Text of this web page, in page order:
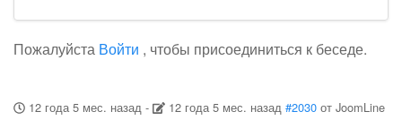
Пожалуйста Войти , чтобы присоединиться к беседе.
12 года 5 мес. назад- 12 года 5 мес. назад #2030 отJoomLine